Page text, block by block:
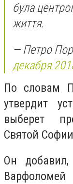
була
життя.
— Петро
декабря
По словам
утвердит
выберет
Святой
Он добавил,